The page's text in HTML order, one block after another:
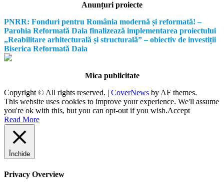
Anunțuri proiecte
PNRR: Fonduri pentru România modernă și reformată! –
Parohia Reformată Daia finalizează implementarea proiectului
„Reabilitare arhitecturală și structurală” – obiectiv de investiții
Biserica Reformată Daia
Mica publicitate
Copyright © All rights reserved. | CoverNews by AF themes.
This website uses cookies to improve your experience. We'll assume
you're ok with this, but you can opt-out if you wish.Accept
Read More
Închide
Privacy Overview